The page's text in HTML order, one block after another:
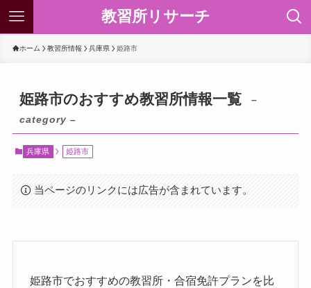
教習所リサーチ
ホーム 教習所情報 兵庫県 姫路市
姫路市のおすすめ教習所情報一覧
–
category –
兵庫県 姫路市
当ページのリンクには広告が含まれています。
姫路市でおすすめの教習所・合宿免許プランを比